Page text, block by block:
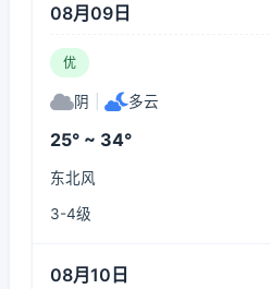
08月09日
优
阴 多云
25° ~ 34°
东北风
3-4级
08月10日